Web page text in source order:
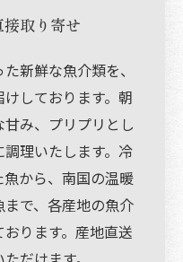
取り寄せ
新鮮な魚介類を、
しております。朝
み、プリプリとし
理いたします。冷
から、南国の温暖
で、各産地の魚介
ります。産地直送